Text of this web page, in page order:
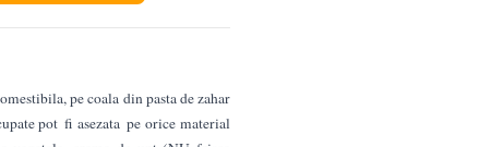
pe coala din pasta de zahar
potfi asezata pe orice material